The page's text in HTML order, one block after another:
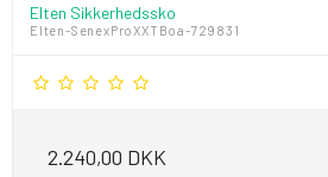
Elten Sikkerhedssko
Elten-SenexProXXTBoa-729831
2.240,00 DKK